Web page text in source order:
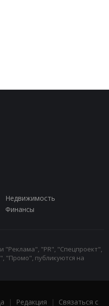
Недвижимость
Финансы
"PR", "Спецпроект",
"Промо", публикуются на
| Редакция | Связаться с